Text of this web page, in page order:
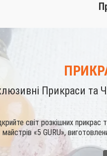
Прикраси та
світ розкішних
майстрів «5 GURU»,